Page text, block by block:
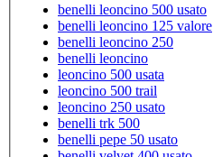
benelli leoncino 500 usato
benelli leoncino 125 valore
benelli leoncino 250
benelli leoncino
leoncino 500 usata
leoncino 500 trail
leoncino 250 usato
benelli trk 500
benelli pepe 50 usato